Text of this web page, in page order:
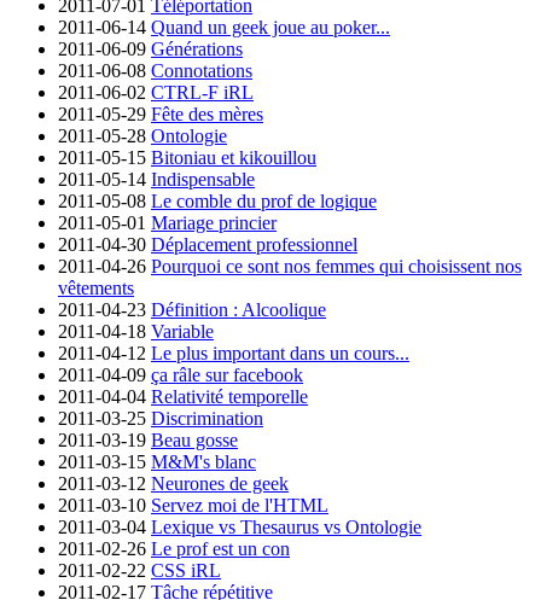
2011-07-01 Téléportation
2011-06-14 Quand un geek joue au poker...
2011-06-09 Générations
2011-06-08 Connotations
2011-06-02 CTRL-F iRL
2011-05-29 Fête des mères
2011-05-28 Ontologie
2011-05-15 Bitoniau et kikouillou
2011-05-14 Indispensable
2011-05-08 Le comble du prof de logique
2011-05-01 Mariage princier
2011-04-30 Déplacement professionnel
2011-04-26 Pourquoi ce sont nos femmes qui choisissent nos
vêtements
2011-04-23 Définition : Alcoolique
2011-04-18 Variable
2011-04-12 Le plus important dans un cours...
2011-04-09 ça râle sur facebook
2011-04-04 Relativité temporelle
2011-03-25 Discrimination
2011-03-19 Beau gosse
2011-03-15 M&M's blanc
2011-03-12 Neurones de geek
2011-03-10 Servez moi de l'HTML
2011-03-04 Lexique vs Thesaurus vs Ontologie
2011-02-26 Le prof est un con
2011-02-22 CSS iRL
2011-02-17 Tâche répétitive